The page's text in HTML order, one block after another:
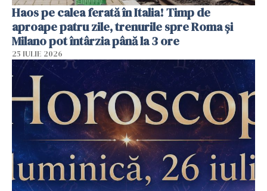
Haos pe calea ferată în Italia! Timp de
aproape patru zile, trenurile spre Roma și
Milano pot întârzia până la 3 ore
25 IULIE 2026